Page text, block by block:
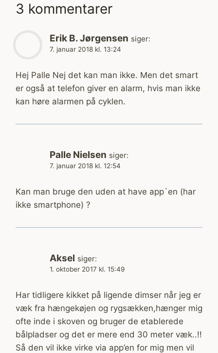
3 kommentarer
Erik B. Jørgensen siger:
7. januar 2018 kl. 13:24
Hej Palle Nej det kan man ikke. Men det smart
er også at telefon giver en alarm, hvis man ikke
kan høre alarmen på cyklen.
Palle Nielsen siger:
7. januar 2018 kl. 12:54
Kan man bruge den uden at have app`en (har
ikke smartphone) ?
Aksel siger:
1. oktober 2017 kl. 15:49
Har tidligere kikket på ligende dimser når jeg er
væk fra hængekøjen og rygsækken,hænger mig
ofte inde i skoven og bruger de etablerede
bålpladser og det er mere end 30 meter væk..!!
Så den vil ikke virke via app’en for mig men vil